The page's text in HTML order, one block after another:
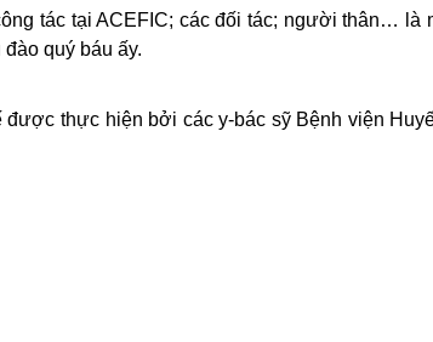
tác tại ACEFIC; các đối tác; người thân… là
quý báu ấy.
thực hiện bởi các y-bác sỹ Bệnh viện